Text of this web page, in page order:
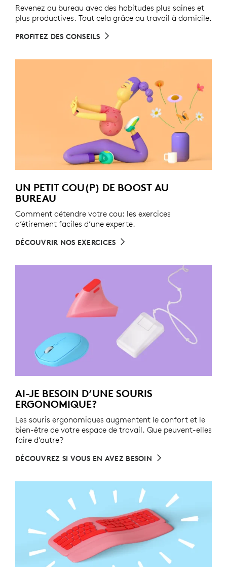
Revenez au bureau avec des habitudes plus saines et
plus productives. Tout cela grâce au travail à domicile.
PROFITEZ DES CONSEILS
UN PETIT COU(P) DE BOOST AU
BUREAU
Comment détendre votre cou: les exercices
d’étirement faciles d’une experte.
DÉCOUVRIR NOS EXERCICES
AI-JE BESOIN D’UNE SOURIS
ERGONOMIQUE?
Les souris ergonomiques augmentent le confort et le
bien-être de votre espace de travail. Que peuvent-elles
faire d’autre?
DÉCOUVREZ SI VOUS EN AVEZ BESOIN